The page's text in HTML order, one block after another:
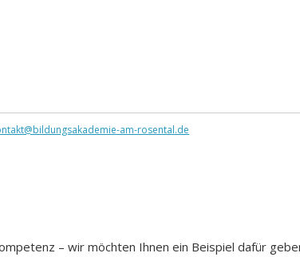
am-rosental.de
– wir möchten Ihnen ein Beispiel dafür